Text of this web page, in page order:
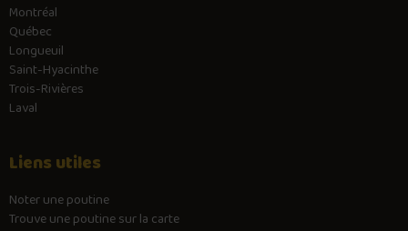
Montréal
Québec
Longueuil
Saint-Hyacinthe
Trois-Rivières
Laval
Liens utiles
Noter une poutine
Trouve une poutine sur la carte